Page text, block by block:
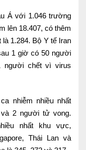
Á với 1.046 trường
lên 18.407, có thêm
1.284. Bộ Y tế Iran
1 giờ có 50 người
chết vì virus
nhiễm nhiều nhất
2 người tử vong.
nhất khu vực,
Thái Lan và